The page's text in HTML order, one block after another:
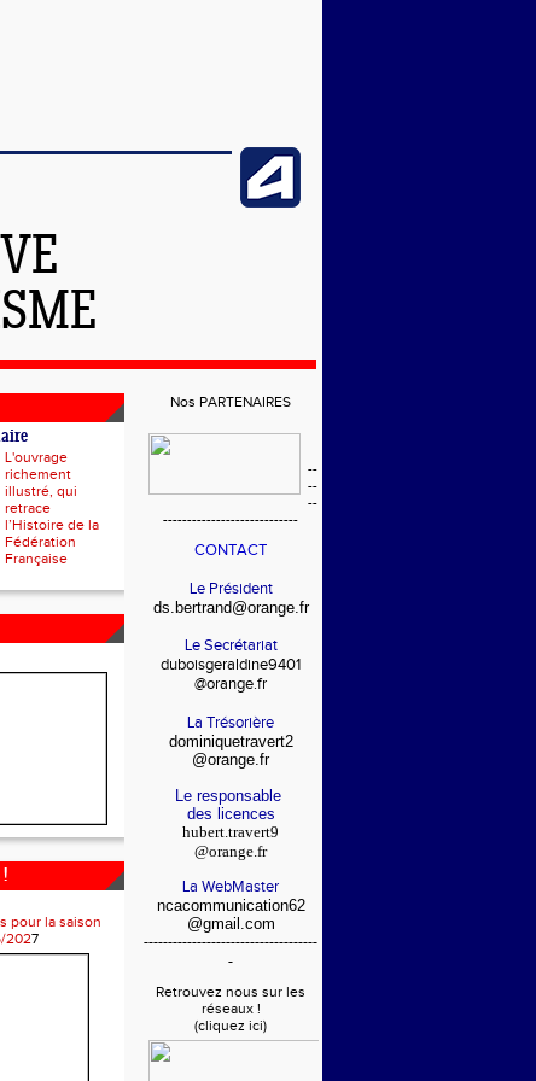
L'ouvrage
richement
illustré, qui
retrace
l’Histoire de la
Fédération
Française
!
pour la saison
2027
Nos PARTENAIRES
--
--
--
----------------------------
CONTACT
Le Président
ds.bertrand@orange.fr
Le Secrétariat
duboisgeraldine9401
@orange.fr
La Trésorière
dominiquetravert2
@orange.fr
Le responsable
des licences
hubert.travert9
@orange.fr
La WebMaster
ncacommunication62
@gmail.com
------------------------------------
-
Retrouvez nous sur les
réseaux !
(cliquez ici)